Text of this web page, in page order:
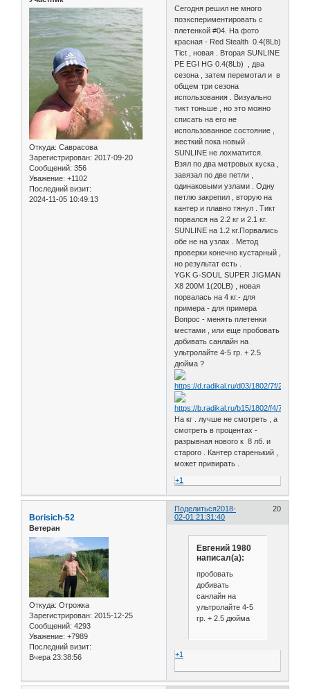
Откуда: Саврасова
Зарегистрирован: 2017-09-20
Сообщений: 356
Уважение: +1102
Последний визит:
2024-11-05 10:49:13
Сегодня решил не много
поэкспериментировать с
плетенкой #04. На фото
красная - Red Stealth 0.4(8Lb)
Tict , новая . Вторая SUNLINE
PE EGI HG 0.4(8Lb) , два
сезона , затем перемотал и в
общем три сезона
использования . Визуально
тикт тоньше , но это можно
списать на его не
использованное состояние ,
жесткий пока новый .
SUNLINE не лохматится.
Взял по два метровых куска ,
завязал по две петли ,
одинаковыми узлами . Одну
петлю закрепил , вторую на
кантер и плавно тянул . Тикт
порвался на 2.2 кг и 2.1 кг.
SUNLINE на 1.2 кг.Порвались
обе не на узлах . Метод
проверки конечно кустарный ,
но результат есть .
YGK G-SOUL SUPER JIGMAN
X8 200M 1(20LB) , новая
порвалась на 4 кг.- для
примера - для примера
Вопрос - менять плетенки
местами , или еще пробовать
добивать санлайн на
ультролайте 4-5 гр. + 2.5
дюйма ?
На кг . лучше не смотреть , а
смотреть в процентах -
разрывная нового к 8 лб. и
старого . Кантер старенький ,
может привирать .
+1
Поделиться 20
2018-
02-01 21:31:40
Borisich-52
Ветеран
Откуда: Отрожка
Зарегистрирован: 2015-12-25
Сообщений: 4293
Уважение: +7989
Последний визит:
Вчера 23:38:56
Евгений 1980
написал(а):
пробовать
добивать
санлайн на
ультролайте 4-5
гр. + 2.5 дюйма
+1